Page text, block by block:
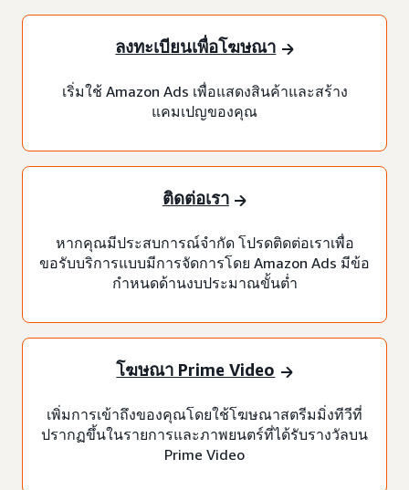
ลงทะเบียนเพื่อโฆษณา
เริ่มใช้ Amazon Ads เพื่อแสดงสินค้าและสร้าง
แคมเปญของคุณ
ติดต่อเรา
หากคุณมีประสบการณ์จำกัด โปรดติดต่อเราเพื่อ
ขอรับบริการแบบมีการจัดการโดย Amazon Ads มีข้อ
กำหนดด้านงบประมาณขั้นต่ำ
โฆษณา Prime Video
เพิ่มการเข้าถึงของคุณโดยใช้โฆษณาสตรีมมิ่งทีวีที่
ปรากฏขึ้นในรายการและภาพยนตร์ที่ได้รับรางวัลบน
Prime Video